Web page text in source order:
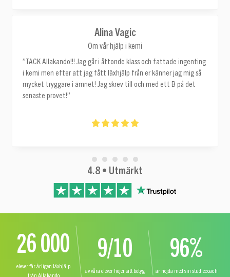
Alina Vagic
Om vår hjälp i kemi
”TACK Allakando!!! Jag går i åttonde klass och fattade ingenting
i kemi men efter att jag fått läxhjälp från er känner jag mig så
mycket tryggare i ämnet! Jag skrev till och med ett B på det
senaste provet!”
4.8 • Utmärkt
26 000
elever får årligen läxhjälp
från Allakando
9/10
av våra elever höjer sitt betyg
96%
är nöjda med sin studiecoach